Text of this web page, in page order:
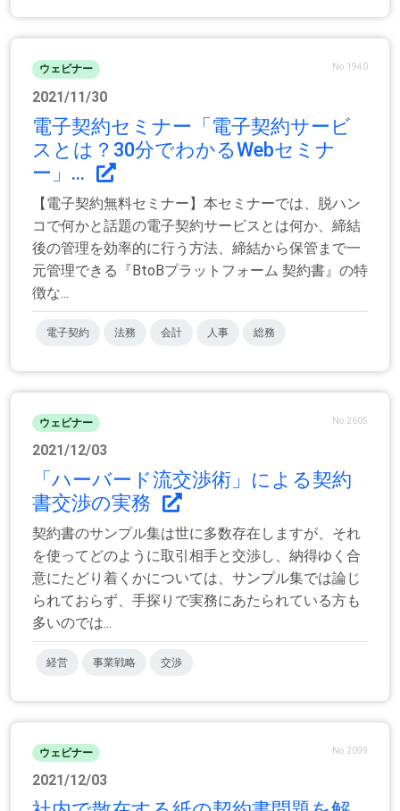
ウェビナー No.1940
2021/11/30
電子契約セミナー「電子契約サービ
スとは？30分でわかるWebセミナ
ー」...
【電子契約無料セミナー】本セミナーでは、脱ハン
コで何かと話題の電子契約サービスとは何か、締結
後の管理を効率的に行う方法、締結から保管まで一
元管理できる『BtoBプラットフォーム 契約書』の特
徴な...
電子契約 法務 会計 人事 総務
ウェビナー No.2605
2021/12/03
「ハーバード流交渉術」による契約
書交渉の実務
契約書のサンプル集は世に多数存在しますが、それ
を使ってどのように取引相手と交渉し、納得ゆく合
意にたどり着くかについては、サンプル集では論じ
られておらず、手探りで実務にあたられている方も
多いのでは...
経営 事業戦略 交渉
ウェビナー No.2099
2021/12/03